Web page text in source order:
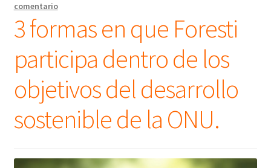
comentario
3 formas en que Foresti
participa dentro de los
objetivos del desarrollo
sostenible de la ONU.